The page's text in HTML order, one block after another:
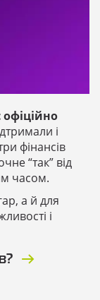
офіційно
і
фінансів
“так” від
часом.
а й для
і